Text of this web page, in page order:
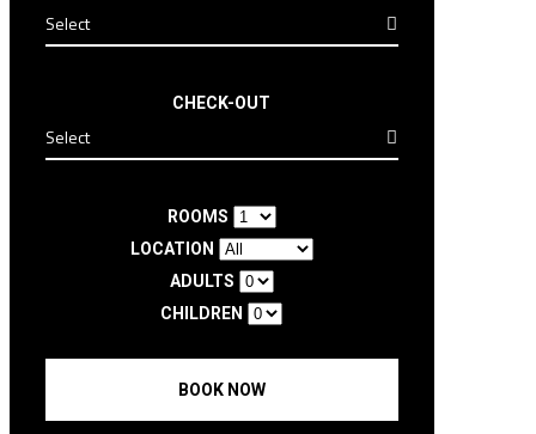
CHECK-OUT
ROOMS
LOCATION
ADULTS
CHILDREN
BOOK NOW